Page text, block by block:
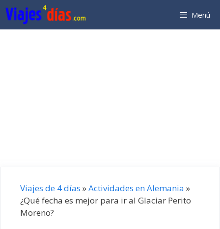
Saltar
al
contenido
Menú
Viajes de 4 días »Actividades en Alemania »
¿Qué fecha es mejor para ir al Glaciar Perito
Moreno?